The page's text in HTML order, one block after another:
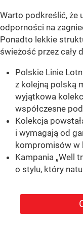
Warto podkreślić, że
odporności na
Ponadto lekkie
świeżość przez cały
Polskie Linie
z kolejną polską
wyjątkowa
współczesne
Kolekcja
i wymagają od
kompromisów w
Kampania „Well
o stylu, który